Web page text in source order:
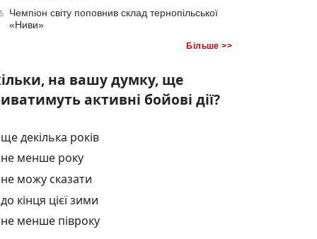
Чемпіон світу поповнив склад тернопільської
«Ниви»
Більше >>
на вашу думку, ще
активні бойові дії?
ще декілька років
не менше року
не можу сказати
до кінця цієї зими
не менше півроку